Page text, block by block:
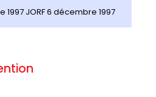
JORF 6 décembre 1997